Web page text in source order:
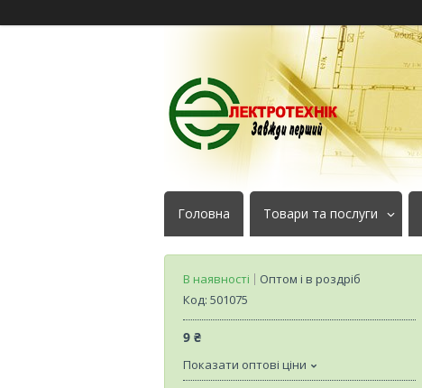
Головна Товари та послуги
В наявності
Оптом і в роздріб
Код: 501075
9 ₴
Показати оптові ціни